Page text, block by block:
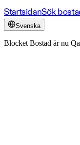
StartsidanSök
Svenska
Blocket Bostad är nu